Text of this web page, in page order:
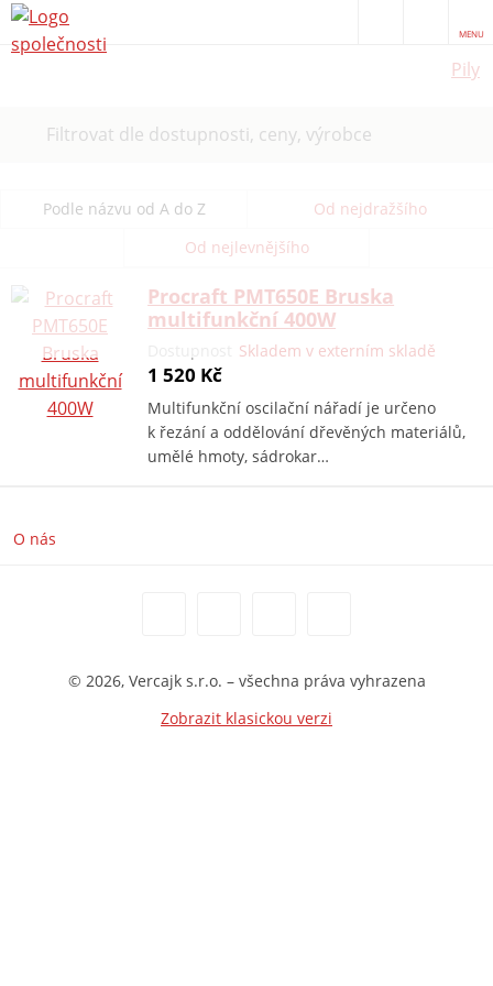
MENU
Pily
Filtrovat dle dostupnosti, ceny, výrobce
Podle názvu od A do Z
Od nejdražšího
Od nejlevnějšího
Procraft PMT650E Bruska
multifunkční 400W
Skladem v externím skladě
1 520 Kč
Multifunkční oscilační nářadí je určeno
k řezání a oddělování dřevěných materiálů,
umělé hmoty, sádrokar…
O nás
© 2026, Vercajk s.r.o. – všechna práva vyhrazena
Zobrazit klasickou verzi